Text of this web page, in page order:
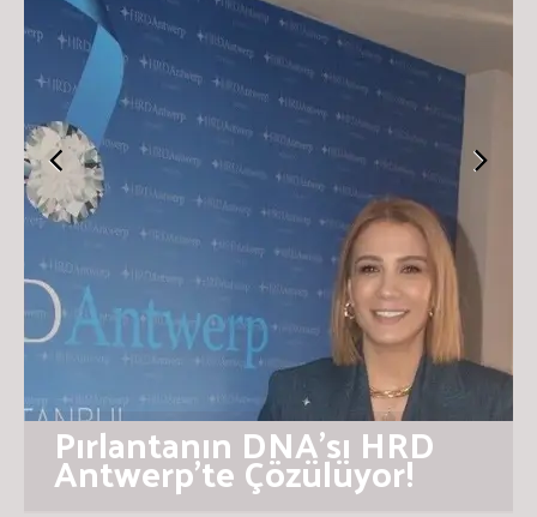
Pırlantanın DNA’sı HRD
Antwerp’te Çözülüyor!